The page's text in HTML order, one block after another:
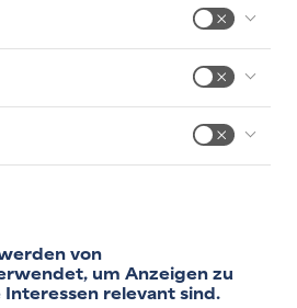
von
um Anzeigen zu
relevant sind.